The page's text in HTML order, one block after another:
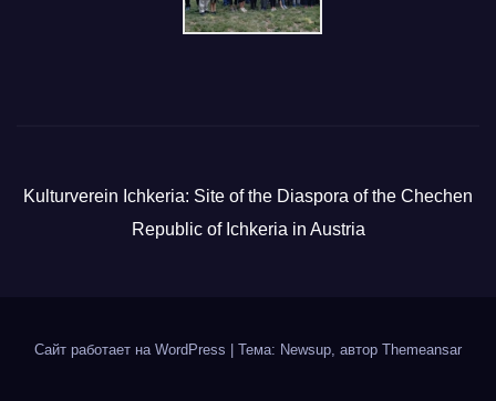
Kulturverein Ichkeria: Site of the Diaspora of the Chechen
Republic of Ichkeria in Austria
Сайт работает на WordPress Тема: Newsup, автор Themeansar